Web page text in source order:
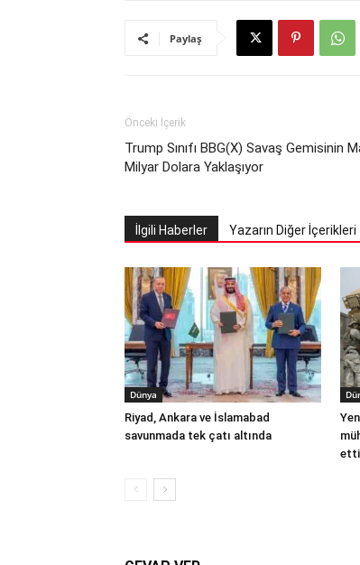
Paylaş
Önceki İçerik
Trump Sınıfı BBG(X) Savaş Gemisinin
Milyar Dolara Yaklaşıyor
İlgili Haberler Yazarın Diğer İçerikleri
Dünya
Riyad, Ankara ve İslamabad
savunmada tek çatı altında
etti